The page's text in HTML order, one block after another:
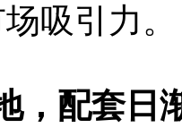
吸引力。
，配套日